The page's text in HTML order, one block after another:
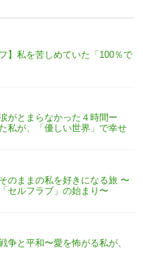
】私を苦しめていた「100％で
がとまらなかった４時間ー
私が、「優しい世界」で幸せ
のままの私を好きになる旅 〜
セルフラブ」の始まり〜
争と平和〜愛を怖がる私が、